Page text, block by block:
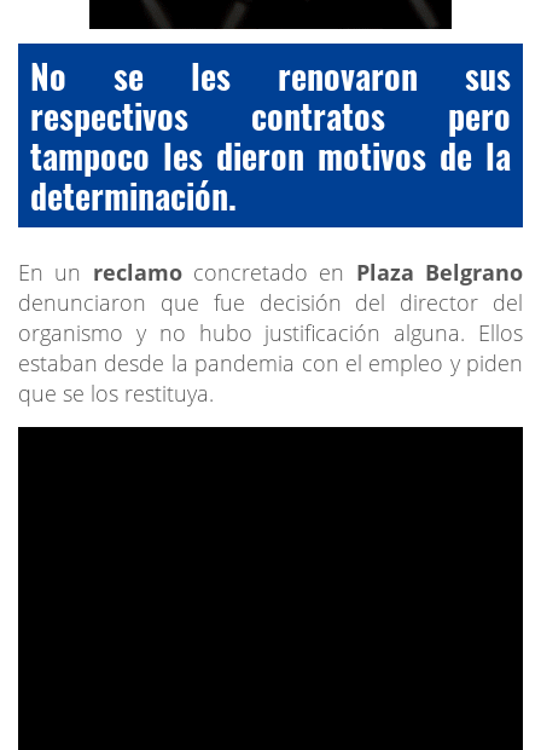
No se les renovaron sus
respectivos contratos pero
tampoco les dieron motivos de la
determinación.
En un reclamoconcretado en Plaza Belgrano
denunciaron que fue decisión del director del
organismo y no hubo justificación alguna. Ellos
estaban desde la pandemia con el empleo y piden
que se los restituya.